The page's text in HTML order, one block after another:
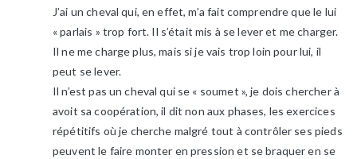
J’ai un cheval qui, en effet, m’a fait comprendre que le lui
« parlais » trop fort. Il s’était mis à se lever et me charger.
Il ne me charge plus, mais si je vais trop loin pour lui, il
peut se lever.
Il n’est pas un cheval qui se « soumet », je dois chercher à
avoit sa coopération, il dit non aux phases, les exercices
répétitifs où je cherche malgré tout à contrôler ses pieds
peuvent le faire monter en pression et se braquer en se